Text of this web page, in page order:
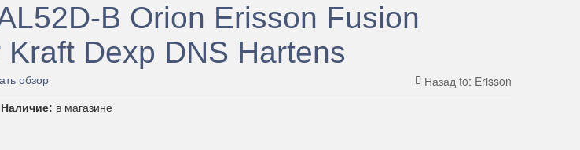
B Orion Erisson Fusion
Kraft Dexp DNS Hartens
обзор
Наличие: в магазине